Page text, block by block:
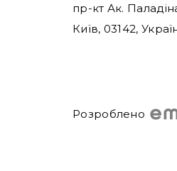
пр-кт Ак.
Київ, 03142,
Розроблено